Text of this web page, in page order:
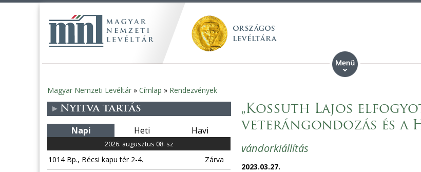
Jelenlegi
hely
Magyar Nemzeti Levéltár » Címlap » Rendezvények
„Kossuth Lajos
veterángondozás és a
vándorkiállítás
2023.03.27.
Nyitva tartás
Napi Heti Havi
2026. augusztus 08. sz
1014 Bp., Bécsi kapu tér 2-4.
Zárva